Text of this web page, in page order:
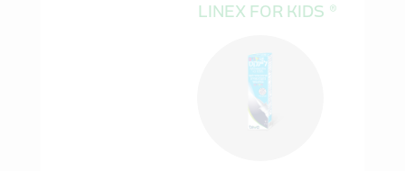
® LINEX FOR KIDS